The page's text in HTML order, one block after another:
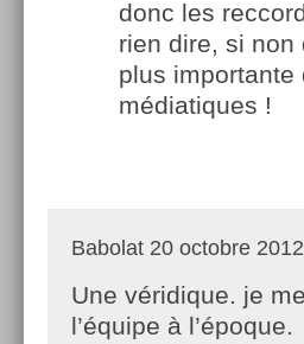
donc les
rien dire, si
plus
médiatiques !
Babolat 20 octobre
Une véridique. je
l’équipe à l’époque.